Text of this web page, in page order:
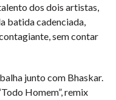
dos dois artistas,
batida cadenciada,
sem contar
junto com Bhaskar.
Homem”, remix